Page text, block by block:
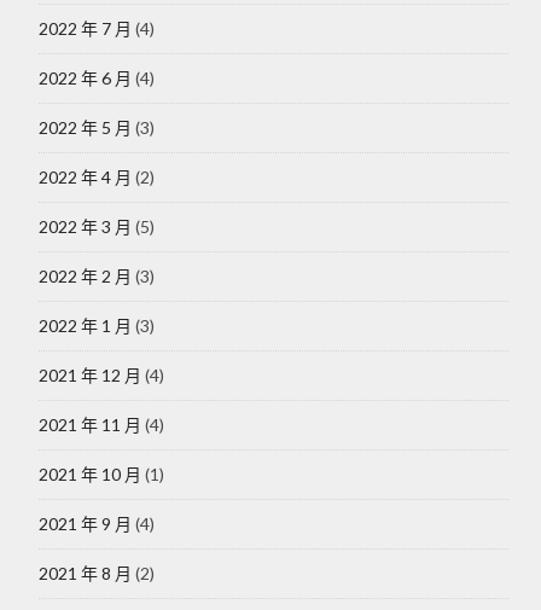
2022 年 7 月 (4)
2022 年 6 月 (4)
2022 年 5 月 (3)
2022 年 4 月 (2)
2022 年 3 月 (5)
2022 年 2 月 (3)
2022 年 1 月 (3)
2021 年 12 月 (4)
2021 年 11 月 (4)
2021 年 10 月 (1)
2021 年 9 月 (4)
2021 年 8 月 (2)